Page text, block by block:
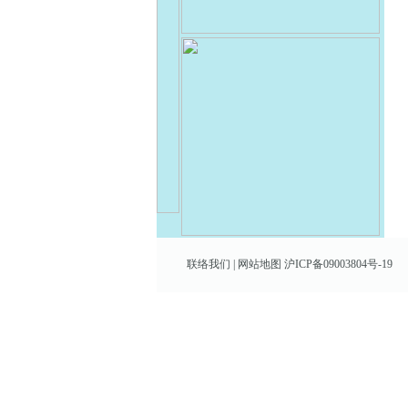
联络我们 网站地图 沪ICP备09003804号-19